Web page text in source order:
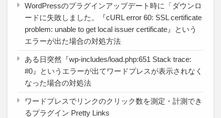
WordPressのプラグインアップデート時に「ダウンロ
ードに失敗しました。『cURL error 60: SSL certificate
problem: unable to get local issuer certificate』という
エラーが出た場合の対処方法
ある日突然『wp-includes/load.php:651 Stack trace:
#0』というエラーが出てワードプレスが表示されなく
なった場合の対処法
ワードプレスでリンクのクリック数を測定・計測でき
るプラグイン Pretty Links